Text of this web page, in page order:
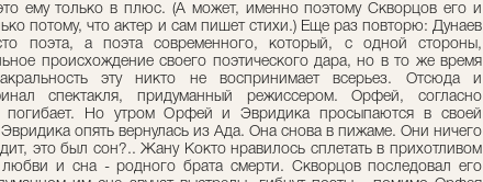
ему только в плюс. (А может, именно поэтому Скворцов его и
потому, что актер и сам пишет стихи.) Еще раз повторю: Дунаев
поэта, а поэта современного, который, с одной стороны,
происхождение своего поэтического дара, но в то же время
эту никто не воспринимает всерьез. Отсюда и
спектакля, придуманный режиссером. Орфей, согласно
погибает. Но утром Орфей и Эвридика просыпаются в своей
опять вернулась из Ада. Она снова в пижаме. Они ничего
это был сон?.. Жану Кокто нравилось сплетать в прихотливом
и сна - родного брата смерти. Скворцов последовал его